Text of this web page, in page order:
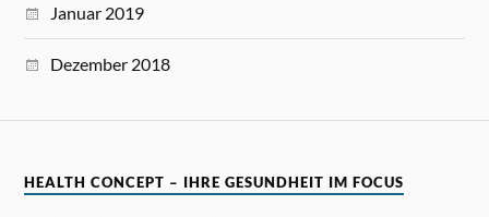
Januar 2019
Dezember 2018
HEALTH CONCEPT – IHRE GESUNDHEIT IM FOCUS